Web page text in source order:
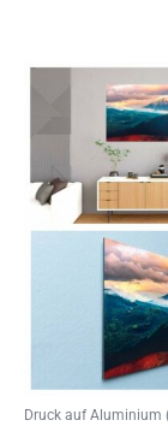
Druck auf Aluminium